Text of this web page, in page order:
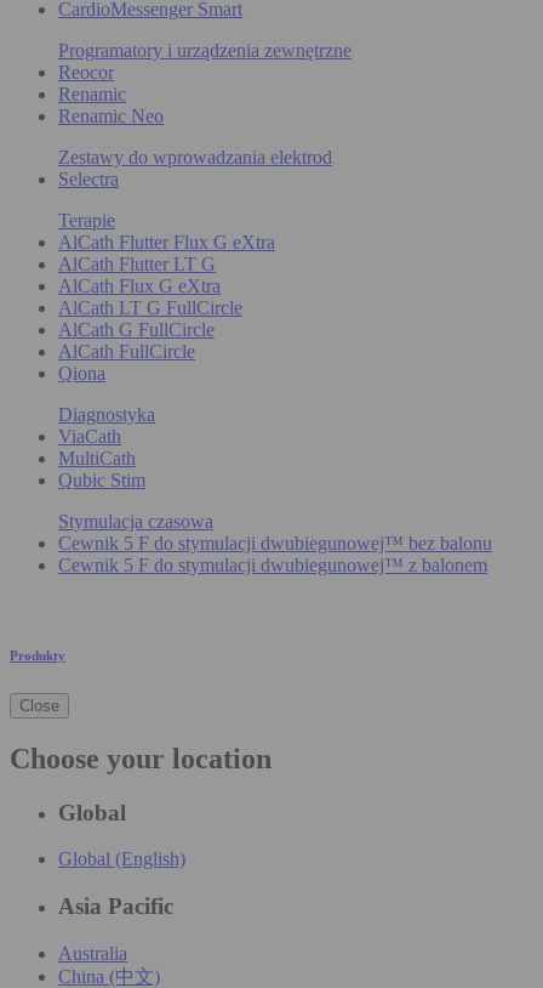
CardioMessenger Smart
Programatory i urządzenia zewnętrzne
Reocor
Renamic
Renamic Neo
Zestawy do wprowadzania elektrod
Selectra
Terapie
AlCath Flutter Flux G eXtra
AlCath Flutter LT G
AlCath Flux G eXtra
AlCath LT G FullCircle
AlCath G FullCircle
AlCath FullCircle
Qiona
Diagnostyka
ViaCath
MultiCath
Qubic Stim
Stymulacja czasowa
Cewnik 5 F do stymulacji dwubiegunowej™ bez balonu
Cewnik 5 F do stymulacji dwubiegunowej™ z balonem
Produkty
Close
Choose your location
Global
Global (English)
Asia Pacific
Australia
China (中文)